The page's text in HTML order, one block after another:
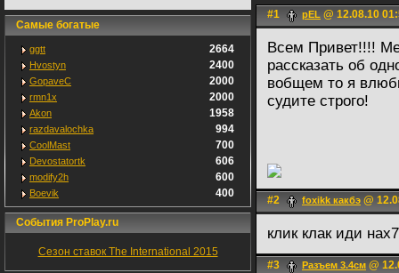
Самые богатые
ggtt 2664
Hvostyn 2400
GopaveC 2000
rmn1x 2000
Akon 1958
razdavalochka 994
CoolMast 700
Devostatortk 606
modify2h 600
Boevik 400
События ProPlay.ru
Сезон ставок The International 2015
#1 pEL @ 12.08.10
Всем Привет!!!!
рассказать об
вобщем то я
судите строго!
#2 foxikk какбэ @
клик клак иди
#3 Разъем 3.4см @